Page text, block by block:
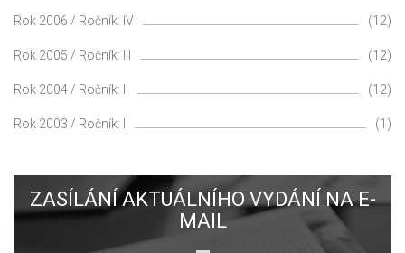
Rok 2006 / Ročník: IV (12)
Rok 2005 / Ročník: III (12)
Rok 2004 / Ročník: II (12)
Rok 2003 / Ročník: I (1)
ZASÍLÁNÍ AKTUÁLNÍHO VYDÁNÍ NA E-
MAIL